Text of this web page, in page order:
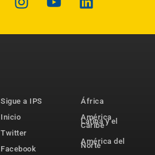
Sigue a IPS
Inicio
Twitter
Facebook
África
América
Latina y el
Caribe
América del
Norte